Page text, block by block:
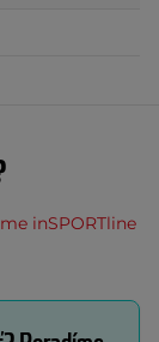
inSPORTline